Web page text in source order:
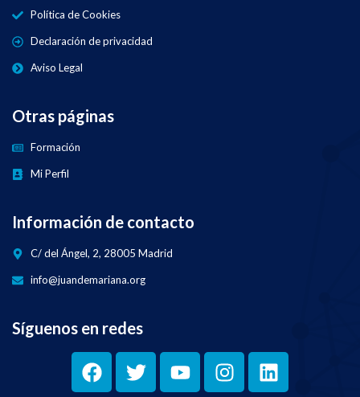
Política de Cookies
Declaración de privacidad
Aviso Legal
Otras páginas
Formación
Mi Perfil
Información de contacto
C/ del Ángel, 2, 28005 Madrid
info@juandemariana.org
Síguenos en redes